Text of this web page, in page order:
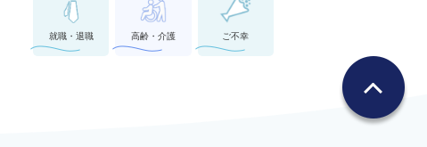
就職・退職 高齢・介護 ご不幸